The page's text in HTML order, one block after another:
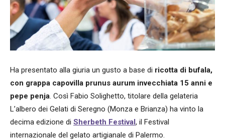
Ha presentato alla giuria un gusto a base di ricotta di bufala,
con grappa capovilla prunus aurum invecchiata 15 anni e
pepe penja. Così Fabio Solighetto, titolare della gelateria
L’albero dei Gelati di Seregno (Monza e Brianza) ha vinto la
decima edizione di Sherbeth Festival, il Festival
internazionale del gelato artigianale di Palermo.